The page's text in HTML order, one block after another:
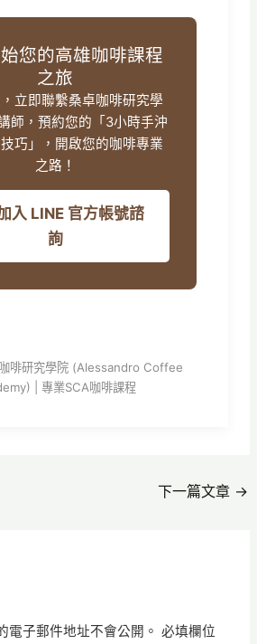
您的高雄咖啡課程
之旅
立即聯繫桑卓咖啡研究學
師，預約您的「3小時手沖
巧」，開啟您的咖啡專業
之路！
入 LINE 官方帳號諮
詢
啡研究學院 (Alessandro Coffee
| 專業SCA咖啡課程
下一篇文章 →
電子郵件地址不會公開。 必填欄位